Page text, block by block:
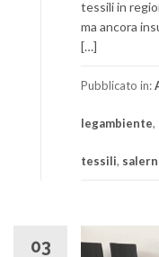
tessili in
ma ancora
[…]
Pubblicato in:
legambiente,
tessili,
03